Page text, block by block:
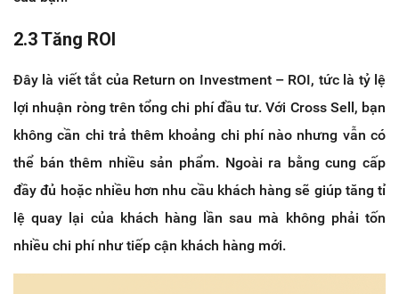
2.3 Tăng ROI
Đây là viết tắt của Return on Investment – ROI, tức là tỷ lệ
lợi nhuận ròng trên tổng chi phí đầu tư. Với Cross Sell, bạn
không cần chi trả thêm khoảng chi phí nào nhưng vẫn có
thể bán thêm nhiều sản phẩm. Ngoài ra bằng cung cấp
đầy đủ hoặc nhiều hơn nhu cầu khách hàng sẽ giúp tăng tỉ
lệ quay lại của khách hàng lần sau mà không phải tốn
nhiều chi phí như tiếp cận khách hàng mới.